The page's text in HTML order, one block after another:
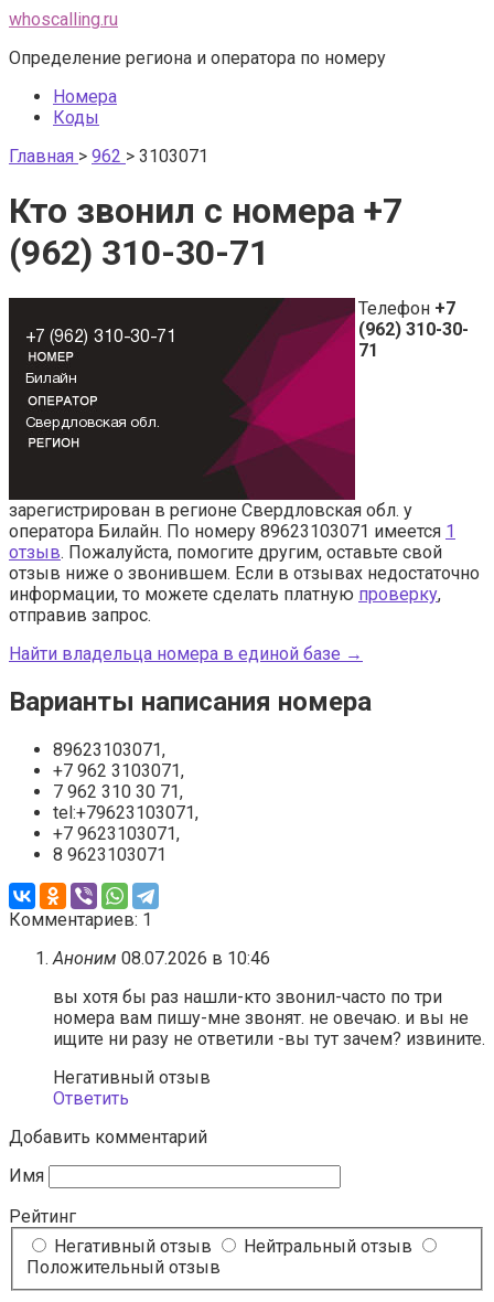
Перейти
контенту
whoscalling.ru
Определение региона и оператора по номеру
Номера
Коды
Главная > 962 > 3103071
Кто звонил с номера +7
(962) 310-30-71
Телефон +7
(962) 310-30-
71
зарегистрирован в регионе Свердловская обл. у
оператора Билайн. По номеру 89623103071 имеется 1
отзыв. Пожалуйста, помогите другим, оставьте свой
отзыв ниже о звонившем. Если в отзывах недостаточно
информации, то можете сделать платную проверку,
отправив запрос.
Найти владельца номера в единой базе →
Варианты написания номера
89623103071,
+7 962 3103071,
7 962 310 30 71,
tel:+79623103071,
+7 9623103071,
8 9623103071
Комментариев: 1
Аноним 08.07.2026 в 10:46
вы хотя бы раз нашли-кто звонил-часто по три
номера вам пишу-мне звонят. не овечаю. и вы не
ищите ни разу не ответили -вы тут зачем? извините.
Негативный отзыв
Ответить
Добавить комментарий
Имя
Рейтинг
Негативный отзыв
Нейтральный отзыв
Положительный отзыв